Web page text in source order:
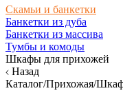
Скамьи и банкетки
Банкетки из дуба
Банкетки из массива
Тумбы и комоды
Шкафы для прихожей
Назад
Каталог/Прихожая/